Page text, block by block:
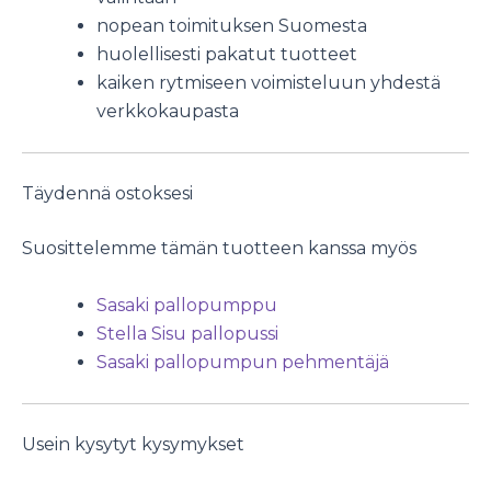
nopean toimituksen Suomesta
huolellisesti pakatut tuotteet
kaiken rytmiseen voimisteluun yhdestä
verkkokaupasta
Täydennä ostoksesi
Suosittelemme tämän tuotteen kanssa myös
Sasaki pallopumppu
Stella Sisu pallopussi
Sasaki pallopumpun pehmentäjä
Usein kysytyt kysymykset